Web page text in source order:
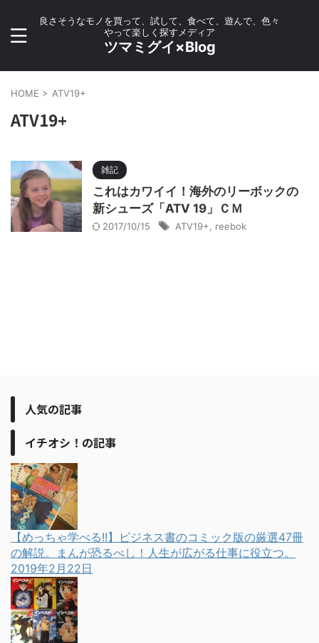
良さそうなモノを買って、試して、食べて、遊んで、色々
やって楽しく探すメディア
ツマミグイ×Blog
HOME > ATV19+
ATV19+
雑記
これはカワイイ！海外のリーボックの
新シューズ「ATV 19」ＣＭ
2017/10/15 ATV19+ reebok
人気の記事
イチオシ！の記事
【めっちゃ学べる!!】ビジネス書のコミック版の厳選47冊
の解説。まんが恐るべし！人生が広がる仕事に役立つ。
2019年2月22日